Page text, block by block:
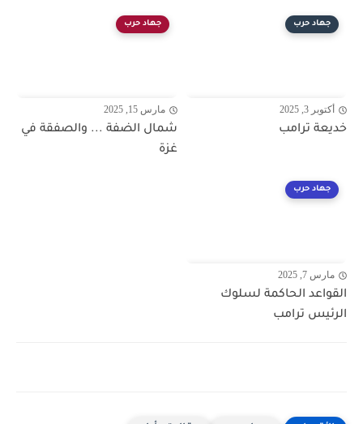
جهاد حرب
أكتوبر 3, 2025
خديعة ترامب
جهاد حرب
مارس 15, 2025
شمال الضفة ... والصفقة في
غزة
جهاد حرب
مارس 7, 2025
القواعد الحاكمة لسلوك
الرئيس ترامب